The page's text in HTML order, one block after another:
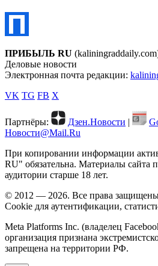
ПРИБЫЛЬ RU
Деловые новости
Электронная почта редакции:
VK TG FB X
Партнёры: Дзен.Новости |
Новости@Mail.Ru
При копировании информации
RU" обязательна. Материалы сайта
аудитории старше 18 лет.
© 2012 — 2026. Все права
Cookie для аутентификации,
Meta Platforms Inc. (владелец
организация признана
запрещена на территории РФ.